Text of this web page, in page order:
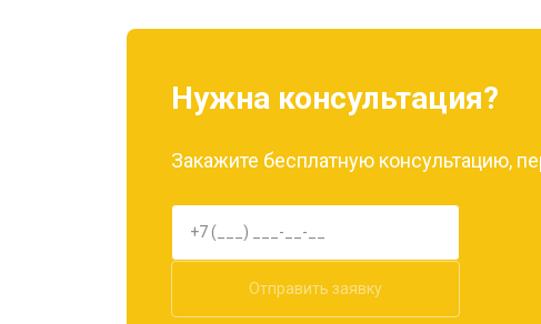
Замена дисплея (экрана)
Замена аккумулятора
Нужна консультация?
Закажите бесплатную консультацию,
Отправить заявку